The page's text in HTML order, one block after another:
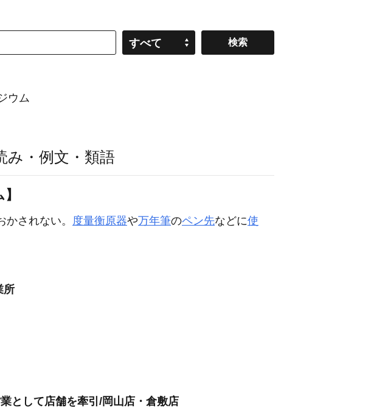
すべて
ウム
み・例文・類語
かされない。 度量衡原器や万年筆のペン先などに使
所
として店舗を牽引/岡山店・倉敷店